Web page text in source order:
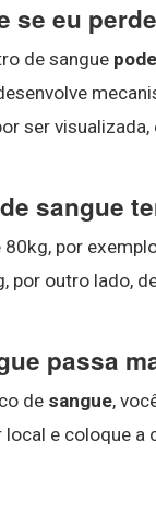
se eu
de sangue
ser
sangue
por
por outro lado,
passa
de sangue,
e coloque